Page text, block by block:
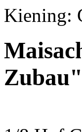
Kiening:
Zubau"